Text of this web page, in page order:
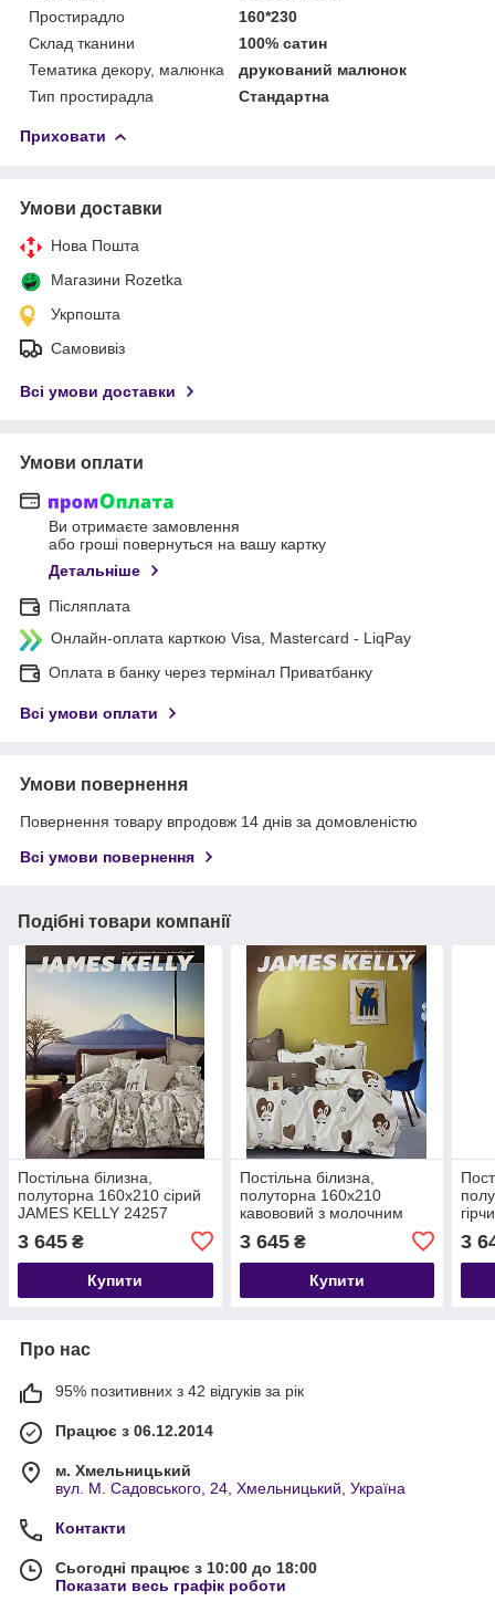
Простирадло
160*230
Склад тканини
100% сатин
Тематика декору, малюнка
друкований малюнок
Тип простирадла
Стандартна
Приховати
Умови доставки
Нова Пошта
Магазини Rozetka
Укрпошта
Самовивіз
Всі умови доставки
Умови оплати
Ви отримаєте замовлення
або гроші повернуться на вашу картку
Детальніше
Післяплата
Онлайн-оплата карткою Visa, Mastercard - LiqPay
Оплата в банку через термінал Приватбанку
Всі умови оплати
Умови повернення
Повернення товару впродовж 14 днів за домовленістю
Всі умови повернення
Подібні товари компанії
Постільна білизна,
полуторна 160х210 сірий
JAMES KELLY 24257
3 645 ₴
Купити
Постільна білизна,
полуторна 160х210
кавововий з молочним
3 645₴
Купити
3
Про нас
95% позитивних з 42 відгуків за рік
Працює з 06.12.2014
м. Хмельницький
вул. М. Садовського, 24, Хмельницький, Україна
Контакти
Сьогодні працює з 10:00 до 18:00
Показати весь графік роботи